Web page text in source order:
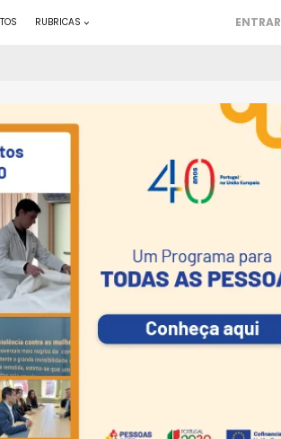
RUBRICAS ENTRAR